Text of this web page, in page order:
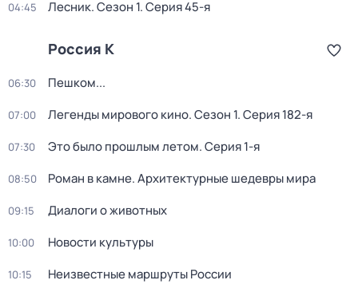
04:45 Лесник. Сезон 1. Серия 45-я
Россия К
06:30 Пешком...
07:00 Легенды мирового кино. Сезон 1. Серия 182-я
07:30 Это было прошлым летом. Серия 1-я
08:50 Роман в камне. Архитектурные шедевры мира
09:15 Диалоги о животных
10:00 Новости культуры
10:15 Неизвестные маршруты России